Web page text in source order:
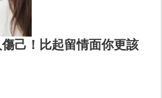
己！比起留情面你更該